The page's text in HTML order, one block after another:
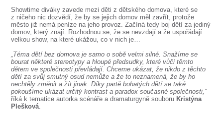
KONTAKTY
O DIVADLE
SOUBOR
DÁLE NABÍZÍME
Showtime diváky zavede mezi děti z dětského domova, které se
z ničeho nic dozvědí, že by se jejich domov měl zavřít, protože
město již nemá peníze na jeho provoz. Začíná tedy boj dětí za jediný
domov, který znají. Rozhodnou se, že se nevzdají a že uspořádají
velkou show, na které ukážou, co v nich je…
„Téma dětí bez domova je samo o sobě velmi silné. Snažíme se
bourat některé stereotypy a hloupé předsudky, které vůči těmto
dětem ve společnosti převládají. Chceme ukázat, že nikdo z těchto
dětí za svůj smutný osud nemůže a že to neznamená, že by ho
nechtěly změnit a žít jinak. Díky partě bohatých dětí se také
pokoušíme ukázat určitý kontrast a paradox současné společnosti,“
říká k tematice autorka scénáře a dramaturgyně souboru Kristýna
Plešková.